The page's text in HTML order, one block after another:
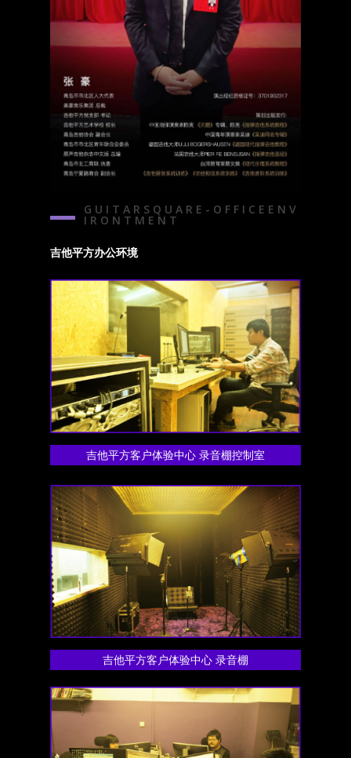
G U I T A R S Q U A R E - O F F I C E E N V
I R O N T M E N T
吉他平方办公环境
吉他平方客户体验中心 录音棚控制室
吉他平方客户体验中心 录音棚